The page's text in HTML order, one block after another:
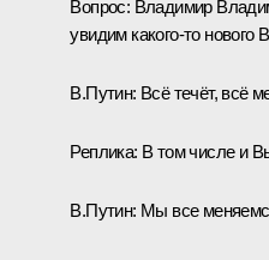
Вопрос: Владимир
увидим какого-то
В.Путин: Всё течёт, всё
Реплика: В том числе и
В.Путин: Мы все